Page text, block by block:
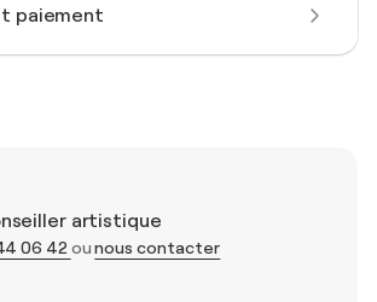
paiement
artistique
06 42 ounous contacter